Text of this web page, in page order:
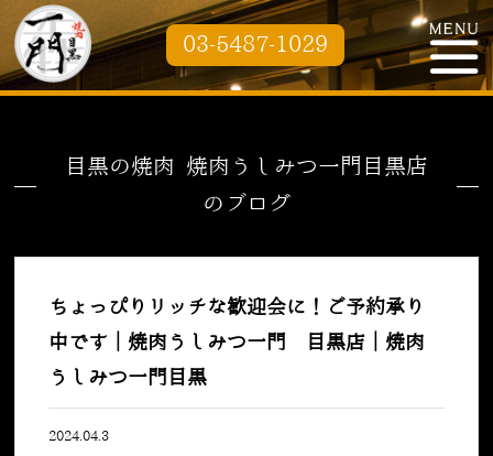
03-5487-1029
目黒の焼肉 焼肉うしみつ一門目黒店
のブログ
ちょっぴりリッチな歓迎会に！ご予約承り
中です｜焼肉うしみつ一門 目黒店｜焼肉
うしみつ一門目黒
2024.04.3